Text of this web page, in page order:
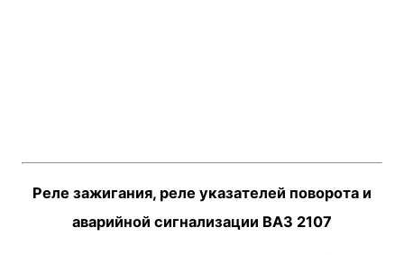
Реле зажигания, реле указателей поворота и
аварийной сигнализации ВАЗ 2107